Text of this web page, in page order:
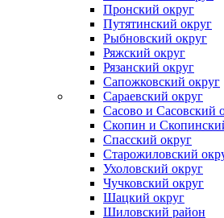
Пронский округ
Путятинский округ
Рыбновский округ
Ряжский округ
Рязанский округ
Сапожковский округ
Сараевский округ
Сасово и Сасовский
Скопин и
Спасский округ
Старожиловский
Ухоловский округ
Чучковский округ
Шацкий округ
Шиловский район